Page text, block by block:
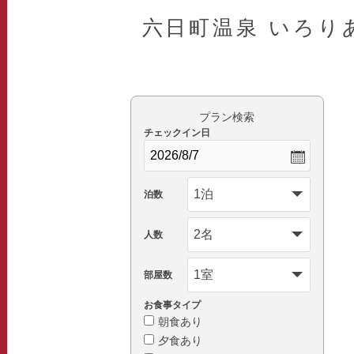
六日町温泉 いろり
プラン検索
チェックイン日
泊数
人数
部屋数
お食事タイプ
朝食あり
夕食あり